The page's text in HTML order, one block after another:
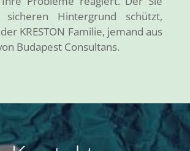
Hintergrund schützt,
KRESTON Familie, jemand aus
Budapest Consultans.